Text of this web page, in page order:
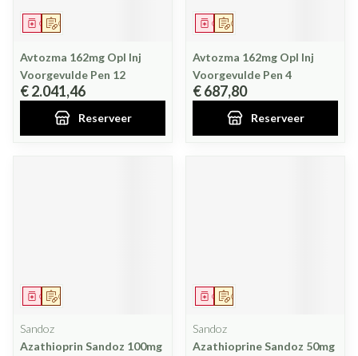
Op voorschrift
Geneesmiddel
Avtozma 162mg Opl Inj
Voorgevulde Pen 12
€ 2.041,46
Reserveer
Op voorschrift
Geneesmiddel
Avtozma 162mg Opl Inj
Voorgevulde Pen 4
€ 687,80
Reserveer
Op voorschrift
Geneesmiddel
Sandoz
Azathioprin Sandoz 100mg
Op voorschrift
Geneesmiddel
Sandoz
Azathioprine Sandoz 50mg